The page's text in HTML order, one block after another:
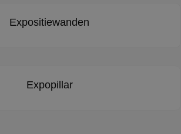
Expositiewanden
Expopillar